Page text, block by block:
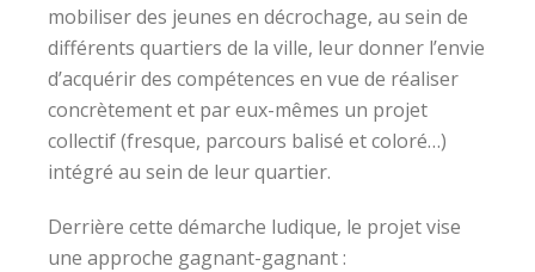
mobiliser des jeunes en décrochage, au sein de
différents quartiers de la ville, leur donner l’envie
d’acquérir des compétences en vue de réaliser
concrètement et par eux-mêmes un projet
collectif (fresque, parcours balisé et coloré…)
intégré au sein de leur quartier.
Derrière cette démarche ludique, le projet vise
une approche gagnant-gagnant :